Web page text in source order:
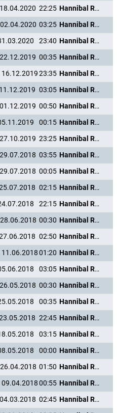
22:25
Hannibal Rising - Wie alles begann
02.04.2020 03:25
Hannibal Rising - Wie alles begann
23:40
Hannibal Rising - Wie alles begann
00:35
Hannibal Rising - Wie alles begann
16.12.201923:35
Hannibal Rising - Wie alles begann
03:05
Hannibal Rising - Wie alles begann
00:50
Hannibal Rising - Wie alles begann
00:15
Hannibal Rising - Wie alles begann
23:25
Hannibal Rising - Wie alles begann
03:55
Hannibal Rising - Wie alles begann
00:05
Hannibal Rising - Wie alles begann
02:15
Hannibal Rising - Wie alles begann
22:15
Hannibal Rising - Wie alles begann
28.06.2018 00:30
Hannibal Rising - Wie alles begann
02:50
Hannibal Rising - Wie alles begann
11.06.201801:20
Hannibal Rising - Wie alles begann
03:05
Hannibal Rising - Wie alles begann
00:30
Hannibal Rising - Wie alles begann
00:35
Hannibal Rising - Wie alles begann
22:45
Hannibal Rising - Wie alles begann
03:15
Hannibal Rising - Wie alles begann
00:00
Hannibal Rising - Wie alles begann
26.04.2018 01:50
Hannibal Rising - Wie alles begann
09.04.201800:55
Hannibal Rising - Wie alles begann
02:45
Hannibal Rising - Wie alles begann